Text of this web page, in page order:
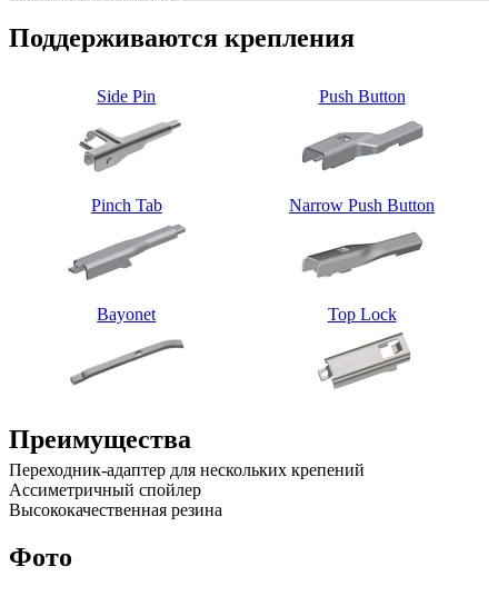
Поддерживаются крепления
Side Pin Push Button
Pinch Tab Narrow Push Button
Bayonet Top Lock
Преимущества
Переходник-адаптер для нескольких крепений
Ассиметричный спойлер
Высококачественная резина
Фото